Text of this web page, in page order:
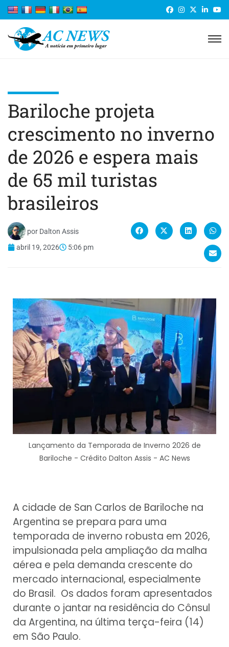
Bariloche projeta
crescimento no inverno
de 2026 e espera mais
de 65 mil turistas
brasileiros
por Dalton Assis
abril 19, 2026
5:06 pm
Lançamento da Temporada de Inverno 2026 de
Bariloche - Crédito Dalton Assis - AC News
A cidade de San Carlos de Bariloche na
Argentina se prepara para uma
temporada de inverno robusta em 2026,
impulsionada pela ampliação da malha
aérea e pela demanda crescente do
mercado internacional, especialmente
do Brasil. Os dados foram apresentados
durante o jantar na residência do Cônsul
da Argentina, na última terça-feira (14)
em São Paulo.